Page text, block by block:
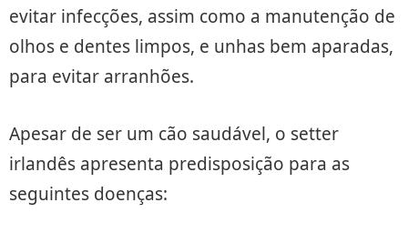
evitar infecções, assim como a manutenção de
olhos e dentes limpos, e unhas bem aparadas,
para evitar arranhões.
Apesar de ser um cão saudável, o setter
irlandês apresenta predisposição para as
seguintes doenças: